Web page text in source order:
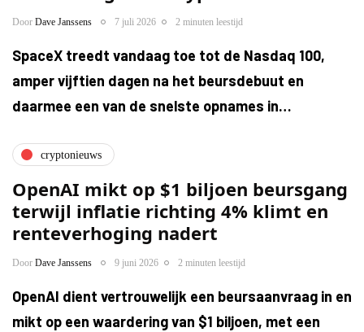
Door Dave Janssens 7 juli 2026 2 minuten leestijd
SpaceX treedt vandaag toe tot de Nasdaq 100,
amper vijftien dagen na het beursdebuut en
daarmee een van de snelste opnames in…
cryptonieuws
OpenAI mikt op $1 biljoen beursgang
terwijl inflatie richting 4% klimt en
renteverhoging nadert
Door Dave Janssens 9 juni 2026 2 minuten leestijd
OpenAI dient vertrouwelijk een beursaanvraag in en
mikt op een waardering van $1 biljoen, met een